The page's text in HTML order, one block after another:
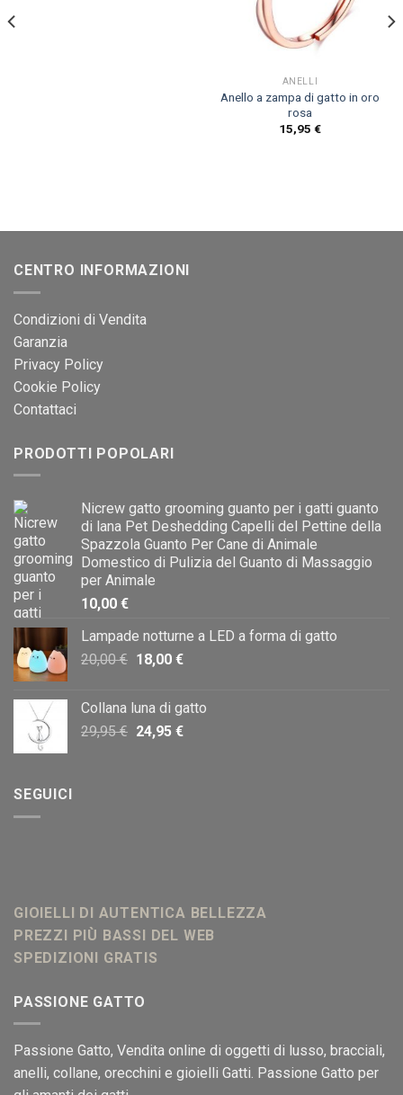
ANELLI
Anello a zampa di gatto in oro
rosa
15,95 €
CENTRO INFORMAZIONI
Condizioni di Vendita
Garanzia
Privacy Policy
Cookie Policy
Contattaci
PRODOTTI POPOLARI
Nicrew gatto grooming guanto per i gatti guanto
di lana Pet Deshedding Capelli del Pettine della
Spazzola Guanto Per Cane di Animale
Domestico di Pulizia del Guanto di Massaggio
per Animale
10,00 €
Lampade notturne a LED a forma di gatto
20,00€ Il
era:
20,00 €.
18,00 €Il
è:
18,00 €.
Collana luna di gatto
29,95€ Il
24,95 €Il
SEGUICI
GIOIELLI DI AUTENTICA BELLEZZA
PREZZI PIÙ BASSI DEL WEB
SPEDIZIONI GRATIS
PASSIONE GATTO
Passione Gatto, Vendita online di oggetti di lusso, bracciali,
anelli, collane, orecchini e gioielli Gatti. Passione Gatto per